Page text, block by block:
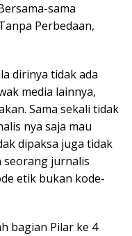
sama
Perbedaan,
dirinya tidak ada
media lainnya,
Sama sekali tidak
nya saja mau
dipaksa juga tidak
seorang jurnalis
etik bukan kode-
bagian Pilar ke 4